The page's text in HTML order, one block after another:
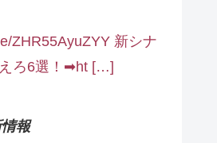
ZHR55AyuZYY 新シナ
ろ6選！➡ht […]
報